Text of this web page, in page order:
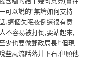
可以說的"無論如何支持
,這個失眠夜倒還很有意
不容易被打倒,要站起來,
少也要做郵政局長!"但現
些風流話落井下石,但願他